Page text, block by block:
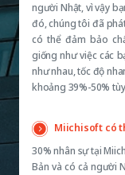
người Nhật, vì vậy
đó, chúng tôi đã
có thể đảm bảo
giống như việc các
như nhau, tốc độ
khoảng 39%-50%
Miichisoft có
30% nhân sự tại
Bản và có cả người